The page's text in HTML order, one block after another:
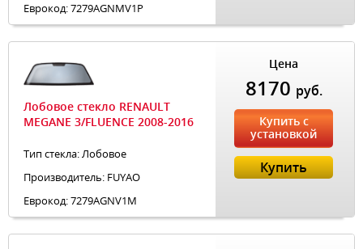
Еврокод: 7279AGNMV1P
Лобовое стекло RENAULT
MEGANE 3/FLUENCE 2008-2016
Тип стекла: Лобовое
Производитель: FUYAO
Еврокод: 7279AGNV1M
Цена
8170 руб.
Купить с
установкой
Купить